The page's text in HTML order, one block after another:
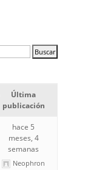
Última
publicación
hace 5
meses, 4
semanas
Neophron